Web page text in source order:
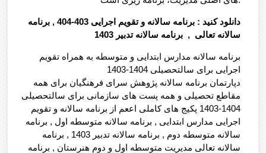
دانلود کنید : برنامه سالانه و تقویم اجرایی 403-404 , برنامه
سالانه تعالی , برنامه سالانه تدبیر 1403
برنامه سالانه مدارس ابتدایی و متوسطه به همراه تقویم
اجرایی برای سالتحصیلی 1404-1403
دپارتمان برنامه سالانه پژوهش سرای فرهنگیان برای همه
مقاطع تحصیلی و همه پست های سازمانی برای سالتحصیلی
1404-1403 پکیج های کاملی اععم از برنامه سالانه و تقویم
اجرایی مدارس ابتدایی , برنامه سالانه متوسطه اول , برنامه
سالانه متوسطه دوم , برنامه سالانه تدبیر 1403 , برنامه
سالانه تعالی مدیریت متوسطه اول و دوم هنرستان , برنامه